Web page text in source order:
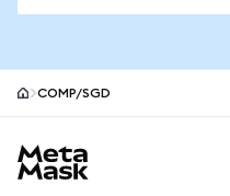
COMP/SGD